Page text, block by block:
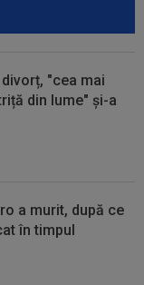
"cea mai
din lume" și-a
a murit, după ce
în timpul